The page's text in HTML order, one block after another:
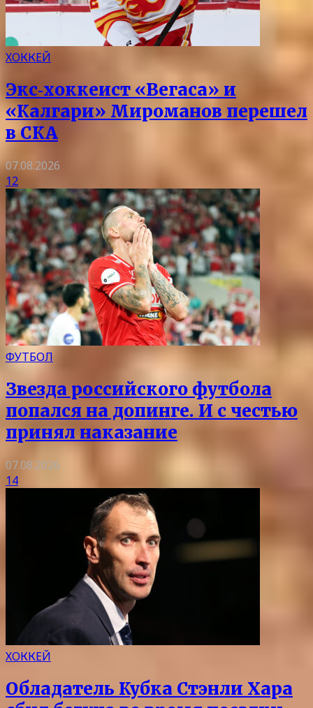
ХОККЕЙ
Экс‑хоккеист «Вегаса» и
«Калгари» Мироманов перешел
в СКА
07.08.2026
12
ФУТБОЛ
Звезда российского футбола
попался на допинге. И с честью
принял наказание
07.08.2026
14
ХОККЕЙ
Обладатель Кубка Стэнли Хара